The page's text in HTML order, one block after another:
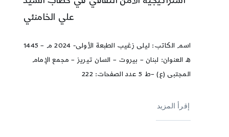
علي الخامنئي
اسم الكاتب: ليلى زغيب الطبعة الأولى- 2024 م – 1445
ھ العنوان: لبنان – بيروت – السان تيريز – مجمع الإمام
المجتبى (ع) –ط 5 عدد الصفحات: 222
إقرأ المزيد